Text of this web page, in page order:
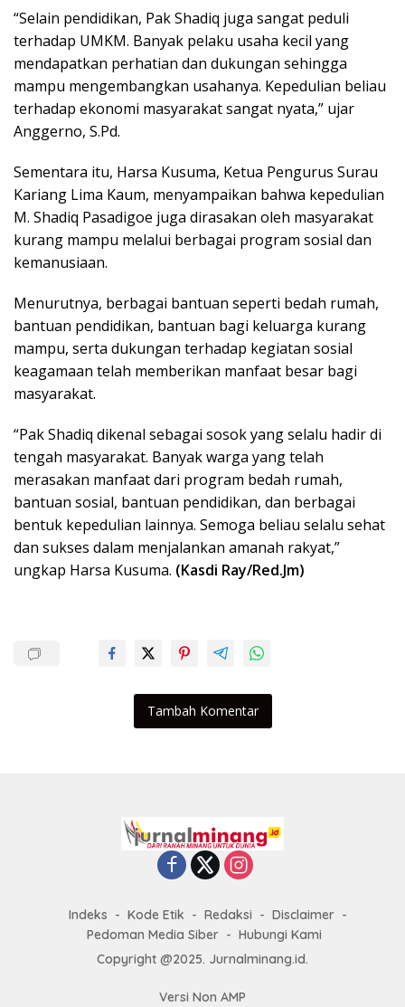
“Selain pendidikan, Pak Shadiq juga sangat peduli
terhadap UMKM. Banyak pelaku usaha kecil yang
mendapatkan perhatian dan dukungan sehingga
mampu mengembangkan usahanya. Kepedulian beliau
terhadap ekonomi masyarakat sangat nyata,” ujar
Anggerno, S.Pd.
Sementara itu, Harsa Kusuma, Ketua Pengurus Surau
Kariang Lima Kaum, menyampaikan bahwa kepedulian
M. Shadiq Pasadigoe juga dirasakan oleh masyarakat
kurang mampu melalui berbagai program sosial dan
kemanusiaan.
Menurutnya, berbagai bantuan seperti bedah rumah,
bantuan pendidikan, bantuan bagi keluarga kurang
mampu, serta dukungan terhadap kegiatan sosial
keagamaan telah memberikan manfaat besar bagi
masyarakat.
“Pak Shadiq dikenal sebagai sosok yang selalu hadir di
tengah masyarakat. Banyak warga yang telah
merasakan manfaat dari program bedah rumah,
bantuan sosial, bantuan pendidikan, dan berbagai
bentuk kepedulian lainnya. Semoga beliau selalu sehat
dan sukses dalam menjalankan amanah rakyat,”
ungkap Harsa Kusuma. (Kasdi Ray/Red.Jm)
Tambah Komentar
Indeks Kode Etik Redaksi
Disclaimer
Pedoman Media Siber
Hubungi Kami
Copyright @2025. Jurnalminang.id.
Versi Non AMP